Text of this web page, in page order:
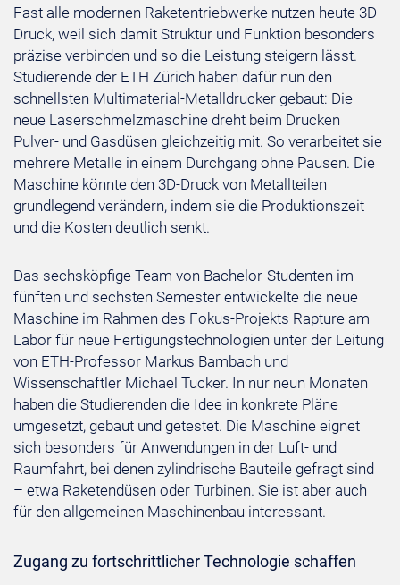
Fast alle modernen Raketentriebwerke nutzen heute 3D-
Druck, weil sich damit Struktur und Funktion besonders
präzise verbinden und so die Leistung steigern lässt.
Studierende der ETH Zürich haben dafür nun den
schnellsten Multimaterial-Metalldrucker gebaut: Die
neue Laserschmelzmaschine dreht beim Drucken
Pulver- und Gasdüsen gleichzeitig mit. So verarbeitet sie
mehrere Metalle in einem Durchgang ohne Pausen. Die
Maschine könnte den 3D-Druck von Metallteilen
grundlegend verändern, indem sie die Produktionszeit
und die Kosten deutlich senkt.
Das sechsköpfige Team von Bachelor-Studenten im
fünften und sechsten Semester entwickelte die neue
Maschine im Rahmen des Fokus-Projekts Rapture am
Labor für neue Fertigungstechnologien unter der Leitung
von ETH-Professor Markus Bambach und
Wissenschaftler Michael Tucker. In nur neun Monaten
haben die Studierenden die Idee in konkrete Pläne
umgesetzt, gebaut und getestet. Die Maschine eignet
sich besonders für Anwendungen in der Luft- und
Raumfahrt, bei denen zylindrische Bauteile gefragt sind
– etwa Raketendüsen oder Turbinen. Sie ist aber auch
für den allgemeinen Maschinenbau interessant.
Zugang zu fortschrittlicher Technologie schaffen